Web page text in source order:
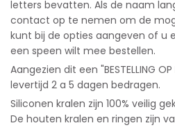
letters bevatten. Als de naam
contact op te nemen om de
kunt bij de opties aangeven of u
een speen wilt mee bestellen.
Aangezien dit een "BESTELLING
levertijd 2 a 5 dagen bedragen.
Siliconen kralen zijn 100% veilig
De houten kralen en ringen zijn